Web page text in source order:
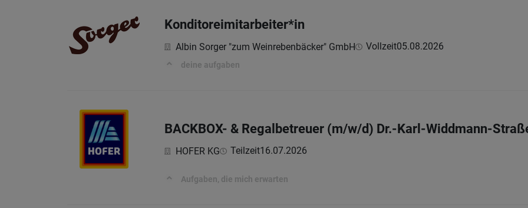
Konditoreimitarbeiter*in
Albin Sorger "zum Weinrebenbäcker" GmbH Vollzeit05.08.2026
deine aufgaben
BACKBOX- & Regalbetreuer (m/w/d) Dr.-Karl-Widdmann-
HOFER KG Teilzeit16.07.2026
Aufgaben, die mich erwarten